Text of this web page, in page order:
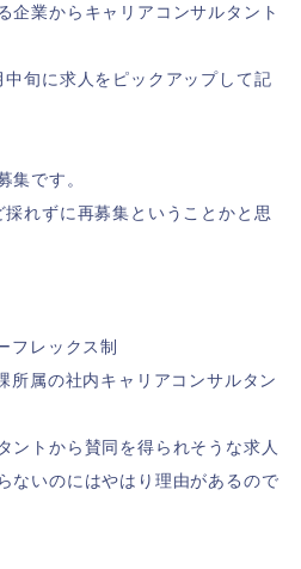
企業からキャリアコンサルタント
旬に求人をピックアップして記
集です。
れずに再募集ということかと思
フレックス制
所属の社内キャリアコンサルタン
ントから賛同を得られそうな求人
ないのにはやはり理由があるので